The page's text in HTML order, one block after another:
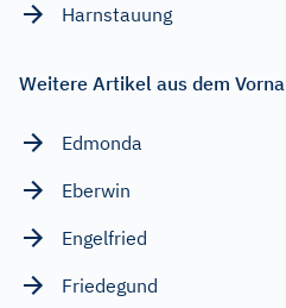
Harnstauung
Weitere Artikel aus dem
Edmonda
Eberwin
Engelfried
Friedegund